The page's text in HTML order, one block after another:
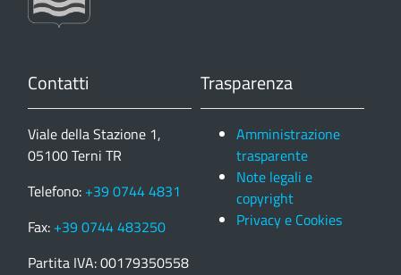
Contatti
Viale della Stazione 1,
05100 Terni TR
Telefono: +39 0744 4831
Fax: +39 0744 483250
Partita IVA: 00179350558
Trasparenza
Amministrazione
trasparente
Note legali e
copyright
Privacy e Cookies